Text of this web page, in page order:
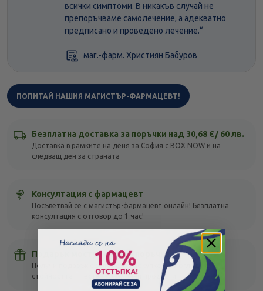
всички симптоми. В никакъв случай не
препоръчваме самолечение, а адекватно
предписано и проведено лечение.“
маг.-фарм. Християн Бабуров
ПОПИТАЙ НАШИЯ МАГИСТЪР-ФАРМАЦЕВТ!
Безплатна доставка за поръчки над 30,68 Є/ 60 лв.
Доставка в рамките на деня за София с BOX NOW и на
следващ ден за страната
Консултация с фармацевт
Посъветвай се с магистър-фармацевт онлайн! Безплатна
консултация с отговор до 1 час!
Подарък мостра с всяка поръчка
Получи подарък с всяка своя покупка, без оглед на
стойността – тествай различни продукти!